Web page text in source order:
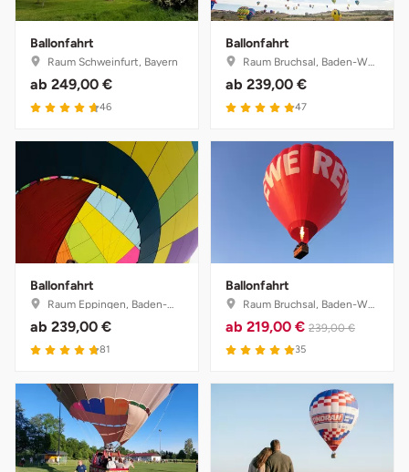
Ballonfahrt
Raum Schweinfurt, Bayern
ab 249,00 €
46
Ballonfahrt
Raum Bruchsal, Baden-Württemberg
ab 239,00 €
47
Ballonfahrt
Raum Eppingen, Baden-Württemberg
ab 239,00 €
81
Ballonfahrt
Raum Bruchsal, Baden-Württemberg
ab 219,00 € 239,00 €
35